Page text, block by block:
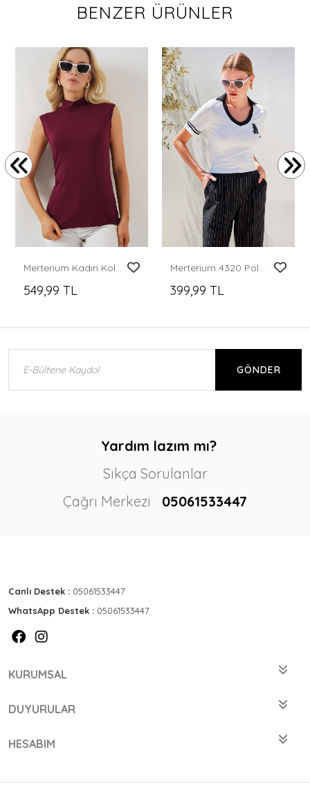
BENZER ÜRÜNLER
Merterium Kadın Kolsuz Body 4348 - Bordo
549,99 TL
Merterium 4320 Polo Yaka Basic Triko Bluz - Beyaz
399,99 TL
GÖNDER
Yardım lazım mı?
Sıkça Sorulanlar
Çağrı Merkezi
05061533447
Canlı Destek : 05061533447
WhatsApp Destek : 05061533447
KURUMSAL
DUYURULAR
HESABIM